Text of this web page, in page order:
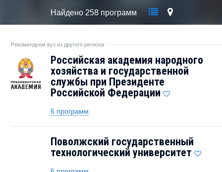
Найдено 258 программ
Рекомендуем вуз из другого региона
Российская академия народного
хозяйства и государственной
службы при Президенте
Российской Федерации
6 программ
Поволжский государственный
технологический университет